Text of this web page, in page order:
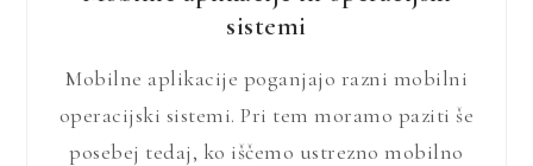
sistemi
Mobilne aplikacije poganjajo razni mobilni
operacijski sistemi. Pri tem moramo paziti še
posebej tedaj, ko iščemo ustrezno mobilno